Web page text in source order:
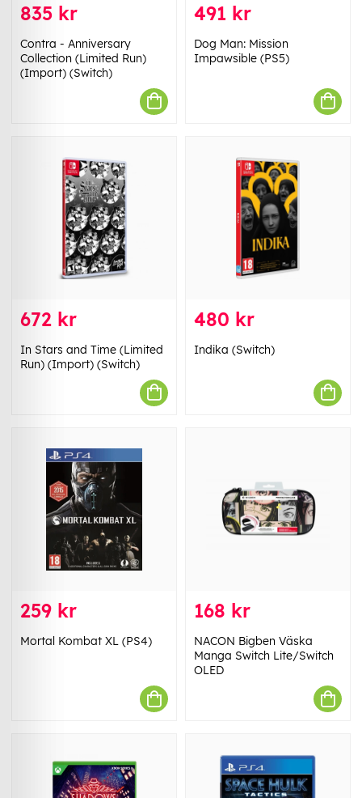
835 kr
Contra - Anniversary
Collection (Limited Run)
(Import) (Switch)
491 kr
Dog Man: Mission
Impawsible (PS5)
672 kr
In Stars and Time (Limited
Run) (Import) (Switch)
480 kr
Indika (Switch)
259 kr
Mortal Kombat XL (PS4)
168 kr
NACON Bigben Väska
Manga Switch Lite/Switch
OLED